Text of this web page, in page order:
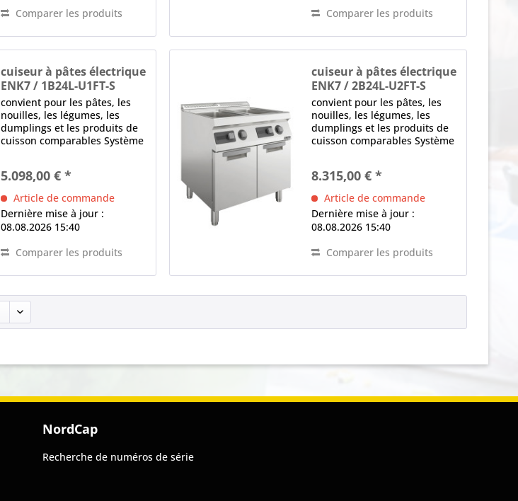
Comparer les produits
Comparer les produits
cuiseur à pâtes électrique
ENK7 / 1B24L-U1FT-S
EvoPro
convient pour les pâtes, les
nouilles, les légumes, les
dumplings et les produits de
cuisson comparables Système
socle 1 bassin, bords
intérieurs arrondis, Eléments
chauffants (à...
5.098,00 € *
Article de commande
Dernière mise à jour :
08.08.2026 15:40
Comparer les produits
cuiseur à pâtes électrique
ENK7 / 2B24L-U2FT-S
EvoPro
convient pour les pâtes, les
nouilles, les légumes, les
dumplings et les produits de
cuisson comparables Système
socle 2 x bassin, bords
intérieurs arrondis, Eléments
chauffants (à...
8.315,00 € *
Article de commande
Dernière mise à jour :
08.08.2026 15:40
Comparer les produits
NordCap
Recherche de numéros de série